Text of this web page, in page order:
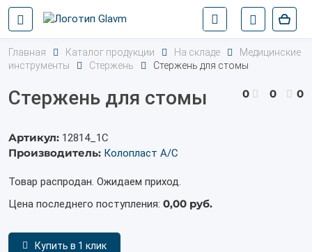
Главная Каталог продукции На складе
Медицинские
инструменты
Стержень Стержень для стомы
Стержень для стомы 0 0 0
Артикул: 12814_1С
Производитель: Колопласт А/С
Товар распродан. Ожидаем приход.
Цена последнего поступления: 0,00 руб.
Купить в 1 клик